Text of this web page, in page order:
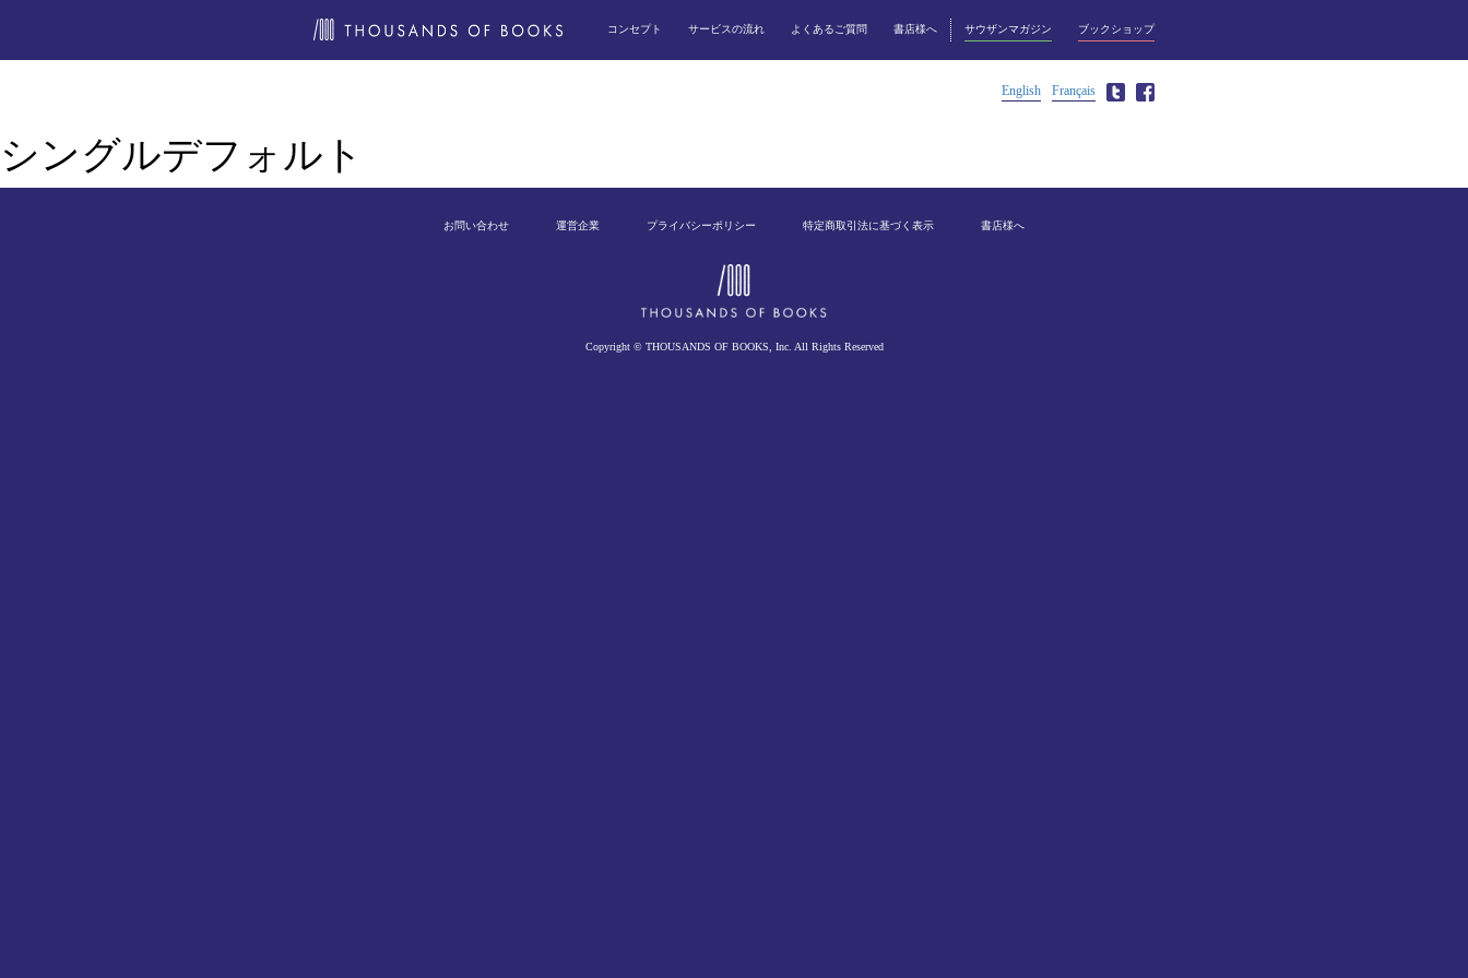
コンセプト サービスの流れ よくあるご質問 書店様へ サウザンマガジン ブックショップ
English Français
シングルデフォルト
お問い合わせ 運営企業 プライバシーポリシー 特定商取引法に基づく表示 書店様へ
Copyright © THOUSANDS OF BOOKS, Inc. All Rights Reserved